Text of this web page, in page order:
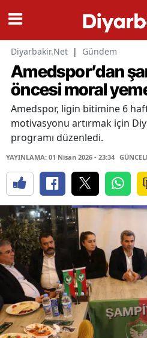
Diyarbakir.Net | Gündem
Amedspor’dan
öncesi moral
Amedspor, ligin bitimine 6
motivasyonu artırmak için
programı düzenledi.
YAYINLAMA: 01 Nisan 2026 - 23:34